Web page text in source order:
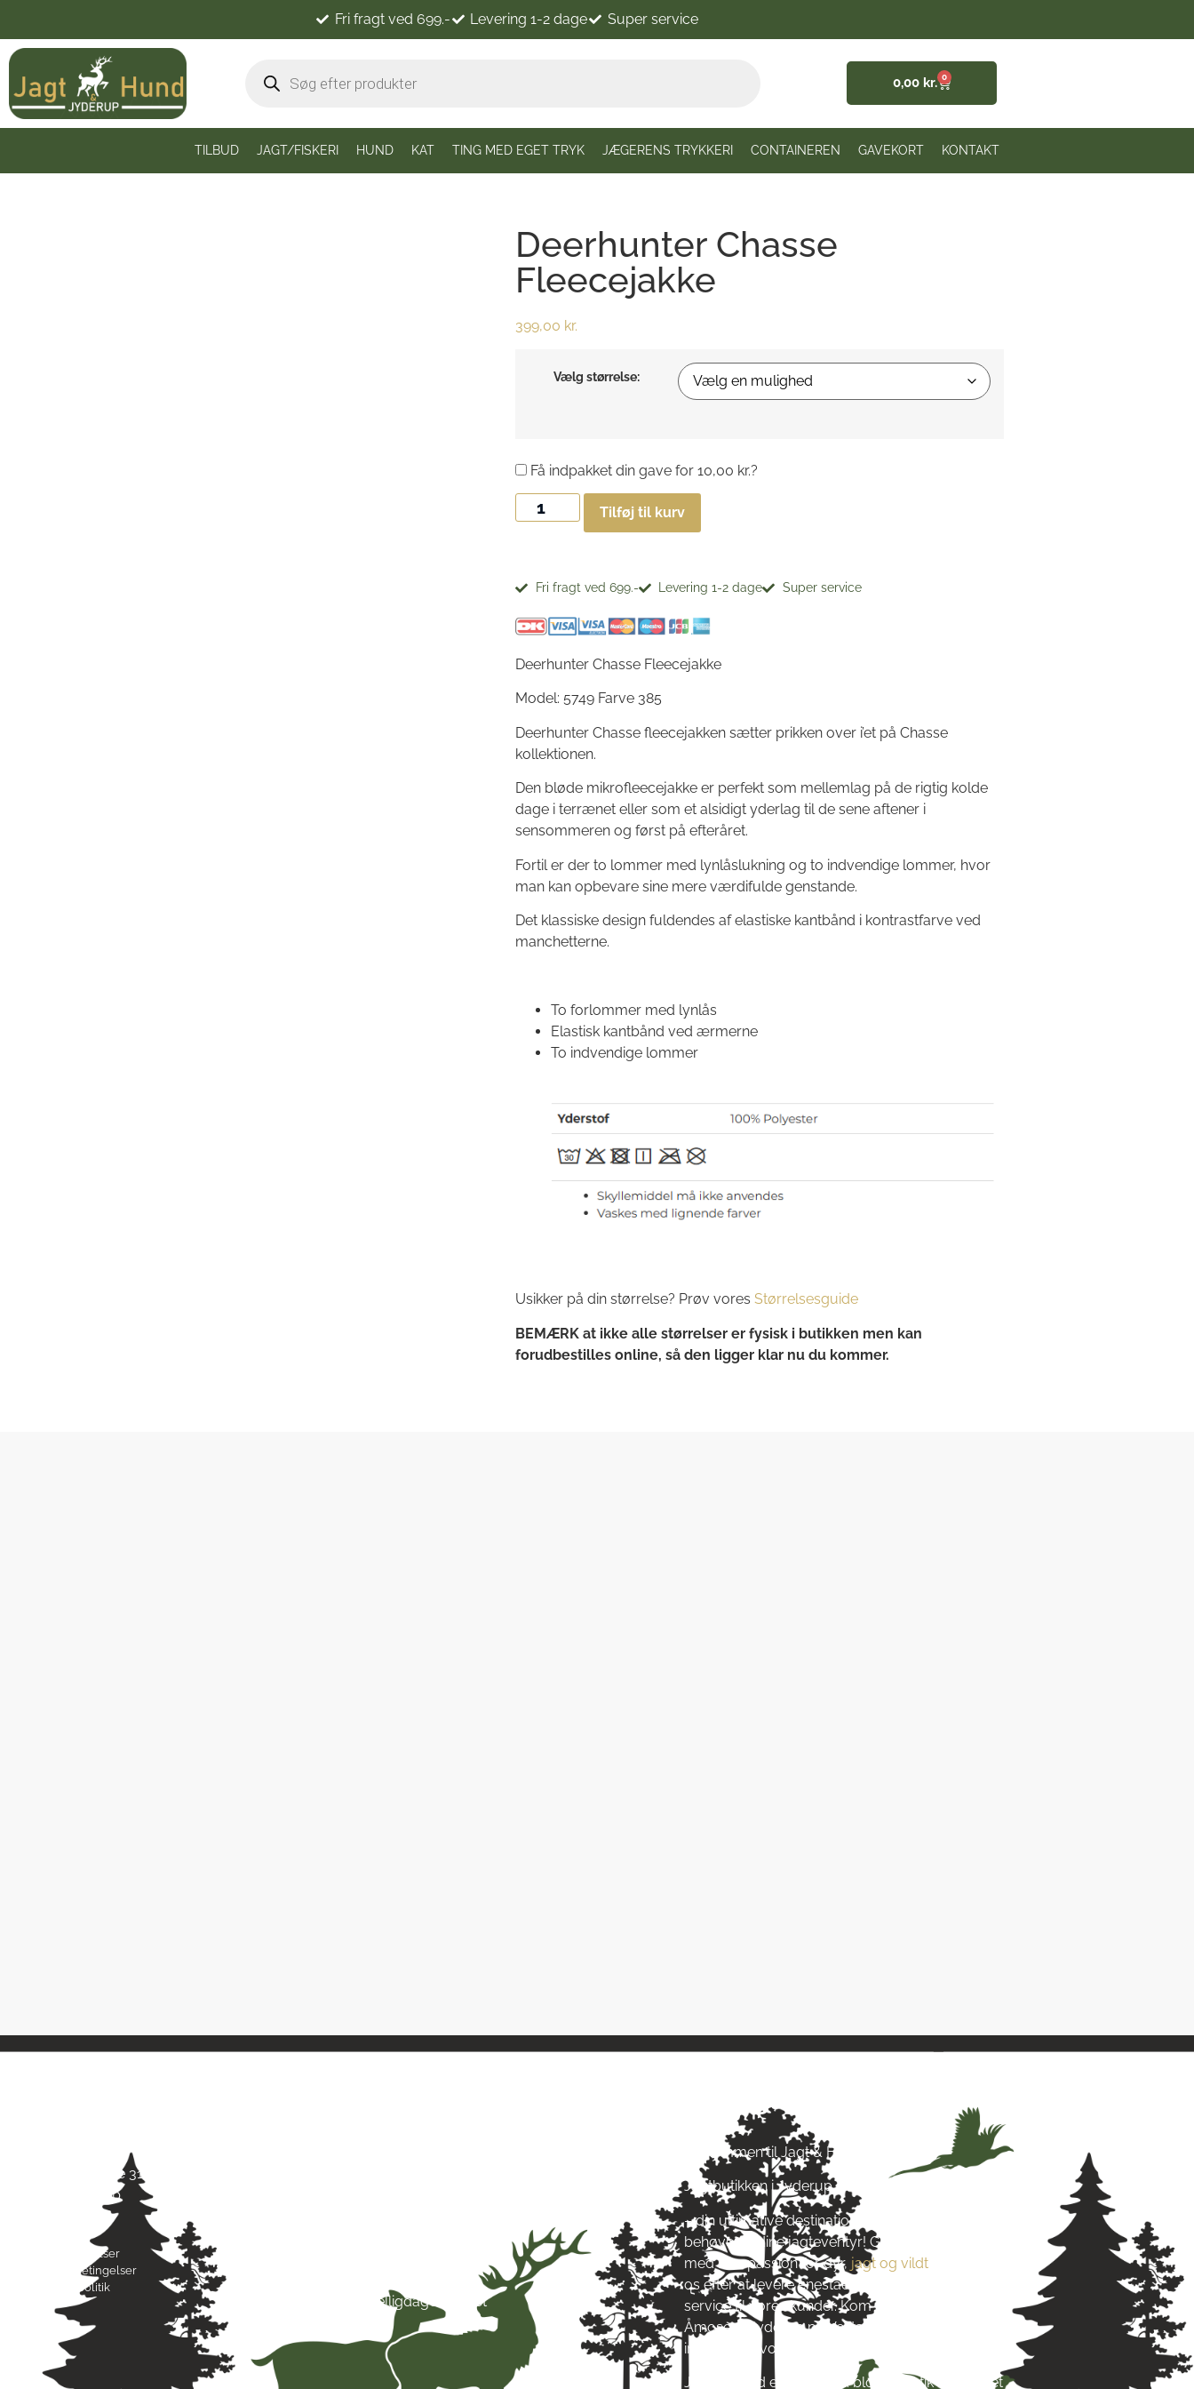
Fri fragt ved 699.- Levering 1-2 dage Super service
0,00 kr. 0
TILBUD JAGT/FISKERI HUND KAT TING MED EGET TRYK JÆGERENS TRYKKERI CONTAINEREN GAVEKORT KONTAKT
Deerhunter Chasse
Fleecejakke
399,00 kr.
Vælg størrelse:
Tilføj til kurv
Få indpakket din gave for 10,00 kr.?
Fri fragt ved 699.- Levering 1-2 dage Super service
Deerhunter Chasse Fleecejakke
Model: 5749 Farve 385
Deerhunter Chasse fleecejakken sætter prikken over i’et på Chasse
kollektionen.
Den bløde mikrofleecejakke er perfekt som mellemlag på de rigtig kolde
dage i terrænet eller som et alsidigt yderlag til de sene aftener i
sensommeren og først på efteråret.
Fortil er der to lommer med lynlåslukning og to indvendige lommer, hvor
man kan opbevare sine mere værdifulde genstande.
Det klassiske design fuldendes af elastiske kantbånd i kontrastfarve ved
manchetterne.
To forlommer med lynlås
Elastisk kantbånd ved ærmerne
To indvendige lommer
Usikker på din størrelse? Prøv vores Størrelsesguide
BEMÆRK at ikke alle størrelser er fysisk i butikken men kan
forudbestilles online, så den ligger klar nu du kommer.
Skarridsøgade 31 B
4450 Jyderup
Byttebetingelser
Handelsbetingelser
Privatlivspolitik
Helligdage: Lukket
Om Jagt & Hund
Velkommen til Jagt & Hund
Jagtbutikken i Jyderup
– din ultimative destination for alt, hvad du
behøver til dine jagteventyr! Grundlagt i 2016
med stor passion for dyr, jagt og vildt. Vi stræber
os efter at levere enestående produkter og
service til vores kunder. Kom og besøg os tæt på
Åmosen i Jyderup på Vestsjælland og lad dig
inspirere af vores passion.
Jagt & Hund er mere end blot en butik – det er et